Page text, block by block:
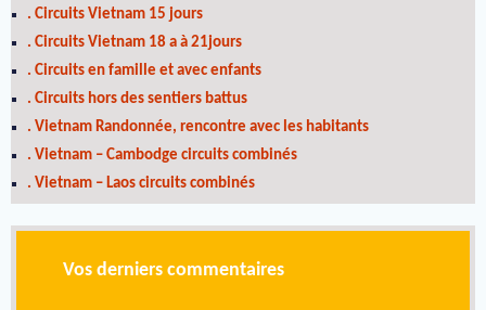
. Circuits Vietnam 15 jours
. Circuits Vietnam 18 a à 21jours
. Circuits en famille et avec enfants
. Circuits hors des sentiers battus
. Vietnam Randonnée, rencontre avec les habitants
. Vietnam – Cambodge circuits combinés
. Vietnam – Laos circuits combinés
Vos derniers commentaires